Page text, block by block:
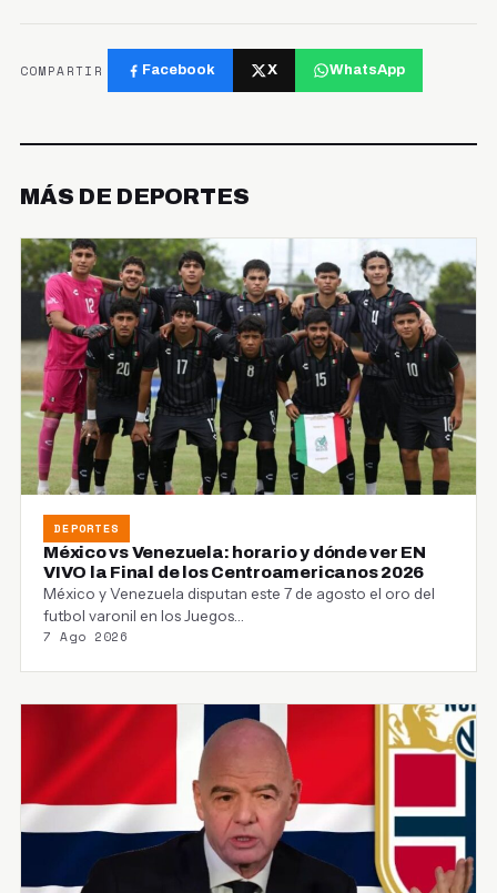
COMPARTIR Facebook X WhatsApp
MÁS DE DEPORTES
DEPORTES
México vs Venezuela: horario y dónde ver EN
VIVO la Final de los Centroamericanos 2026
México y Venezuela disputan este 7 de agosto el oro del
futbol varonil en los Juegos…
7 Ago 2026